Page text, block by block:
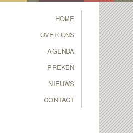
SKIP TO PRIMARY
CONTENT
SKIP TO SECONDARY
CONTENT
HOME
OVER ONS
AGENDA
PREKEN
NIEUWS
CONTACT